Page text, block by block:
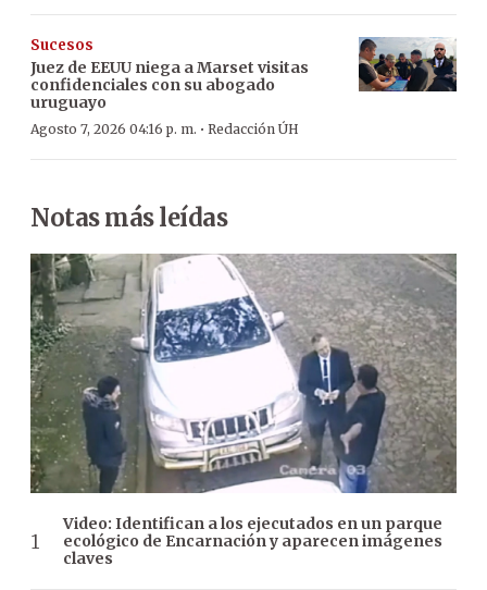
Sucesos
Juez de EEUU niega a Marset visitas
confidenciales con su abogado
uruguayo
Agosto 7, 2026 04:16 p. m. · Redacción ÚH
Notas más leídas
Video: Identifican a los ejecutados en un parque
ecológico de Encarnación y aparecen imágenes
claves